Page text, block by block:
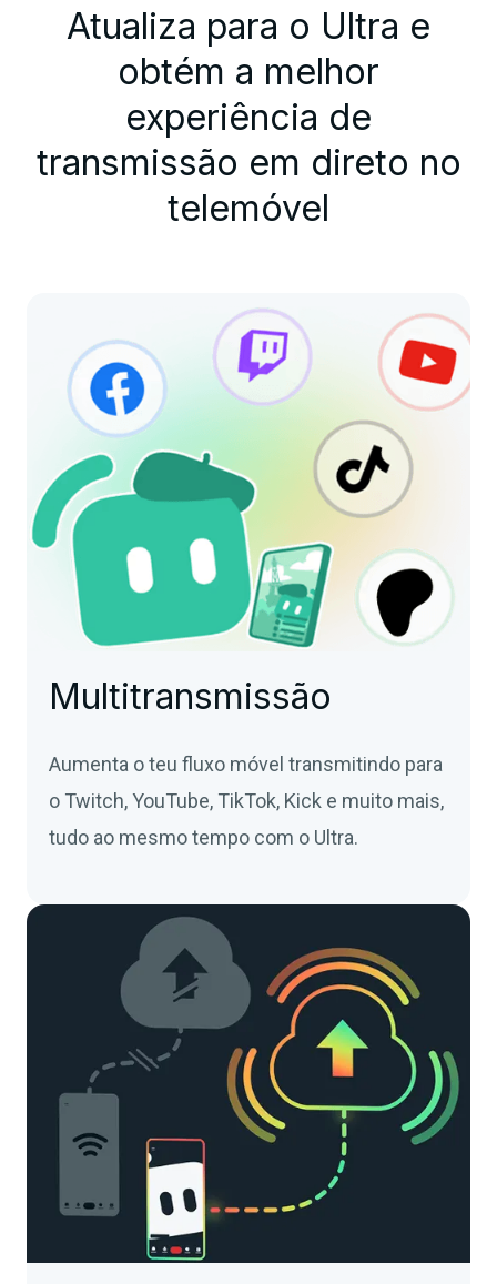
Atualiza para o Ultra e
obtém a melhor
experiência de
transmissão em direto no
telemóvel
Multitransmissão
Aumenta o teu fluxo móvel transmitindo para
o Twitch, YouTube, TikTok, Kick e muito mais,
tudo ao mesmo tempo com o Ultra.